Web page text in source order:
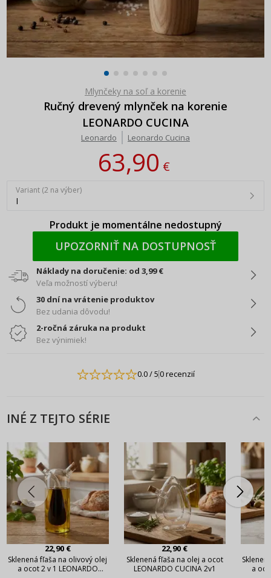
Mlynčeky na soľ a korenie
Ručný drevený mlynček na korenie
LEONARDO CUCINA
Leonardo Leonardo Cucina
63,90€
Variant (2 na výber)
I
Produkt je momentálne nedostupný
UPOZORNIŤ NA DOSTUPNOSŤ
Náklady na doručenie: od 3,99 €
Veľa možností výberu!
30 dní na vrátenie produktov
Bez udania dôvodu!
2-ročná záruka na produkt
Bez výnimiek!
0.0/ 50 recenzií
INÉ Z TEJTO SÉRIE
22,90 €
Sklenená fľaša na olivový olej
a ocot 2 v 1 LEONARDO
22,90 €
Sklenená fľaša na olej a ocot
LEONARDO CUCINA 2v1
a